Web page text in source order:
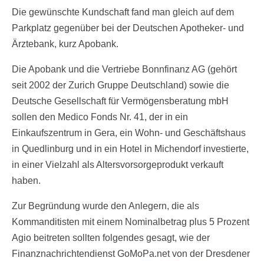
Die gewünschte Kundschaft fand man gleich auf dem
Parkplatz gegenüber bei der Deutschen Apotheker- und
Ärztebank, kurz Apobank.
Die Apobank und die Vertriebe Bonnfinanz AG (gehört
seit 2002 der Zurich Gruppe Deutschland) sowie die
Deutsche Gesellschaft für Vermögensberatung mbH
sollen den Medico Fonds Nr. 41, der in ein
Einkaufszentrum in Gera, ein Wohn- und Geschäftshaus
in Quedlinburg und in ein Hotel in Michendorf investierte,
in einer Vielzahl als Altersvorsorgeprodukt verkauft
haben.
Zur Begründung wurde den Anlegern, die als
Kommanditisten mit einem Nominalbetrag plus 5 Prozent
Agio beitreten sollten folgendes gesagt, wie der
Finanznachrichtendienst GoMoPa.net von der Dresdener